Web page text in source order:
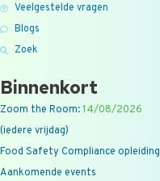
Veelgestelde vragen
Blogs
Zoek
Binnenkort
Zoom the Room:14/08/2026
(iedere vrijdag)
Food Safety Compliance opleiding
Aankomende events